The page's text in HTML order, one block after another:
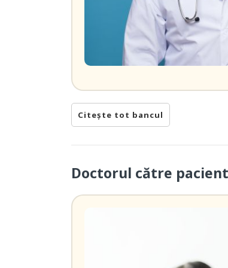
Citește tot bancul
Doctorul către